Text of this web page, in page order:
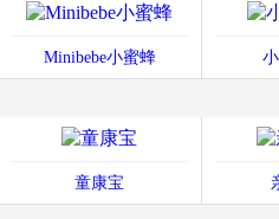
Minibebe小蜜蜂
童康宝